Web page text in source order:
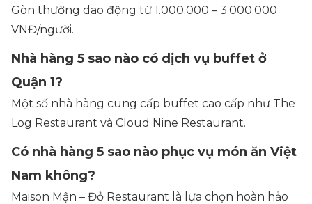
Gòn thường dao động từ 1.000.000 – 3.000.000
VNĐ/người.
Nhà hàng 5 sao nào có dịch vụ buffet ở
Quận 1?
Một số nhà hàng cung cấp buffet cao cấp như The
Log Restaurant và Cloud Nine Restaurant.
Có nhà hàng 5 sao nào phục vụ món ăn Việt
Nam không?
Maison Mận – Đỏ Restaurant là lựa chọn hoàn hảo